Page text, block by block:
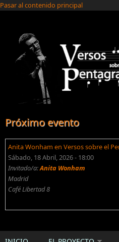
Pasar al contenido principal
Próximo evento
Anita Wonham en Versos sobre el
Sábado, 18 Abril, 2026 - 18:00
Invitado/a:Anita Wonham
Madrid
Café Libertad 8